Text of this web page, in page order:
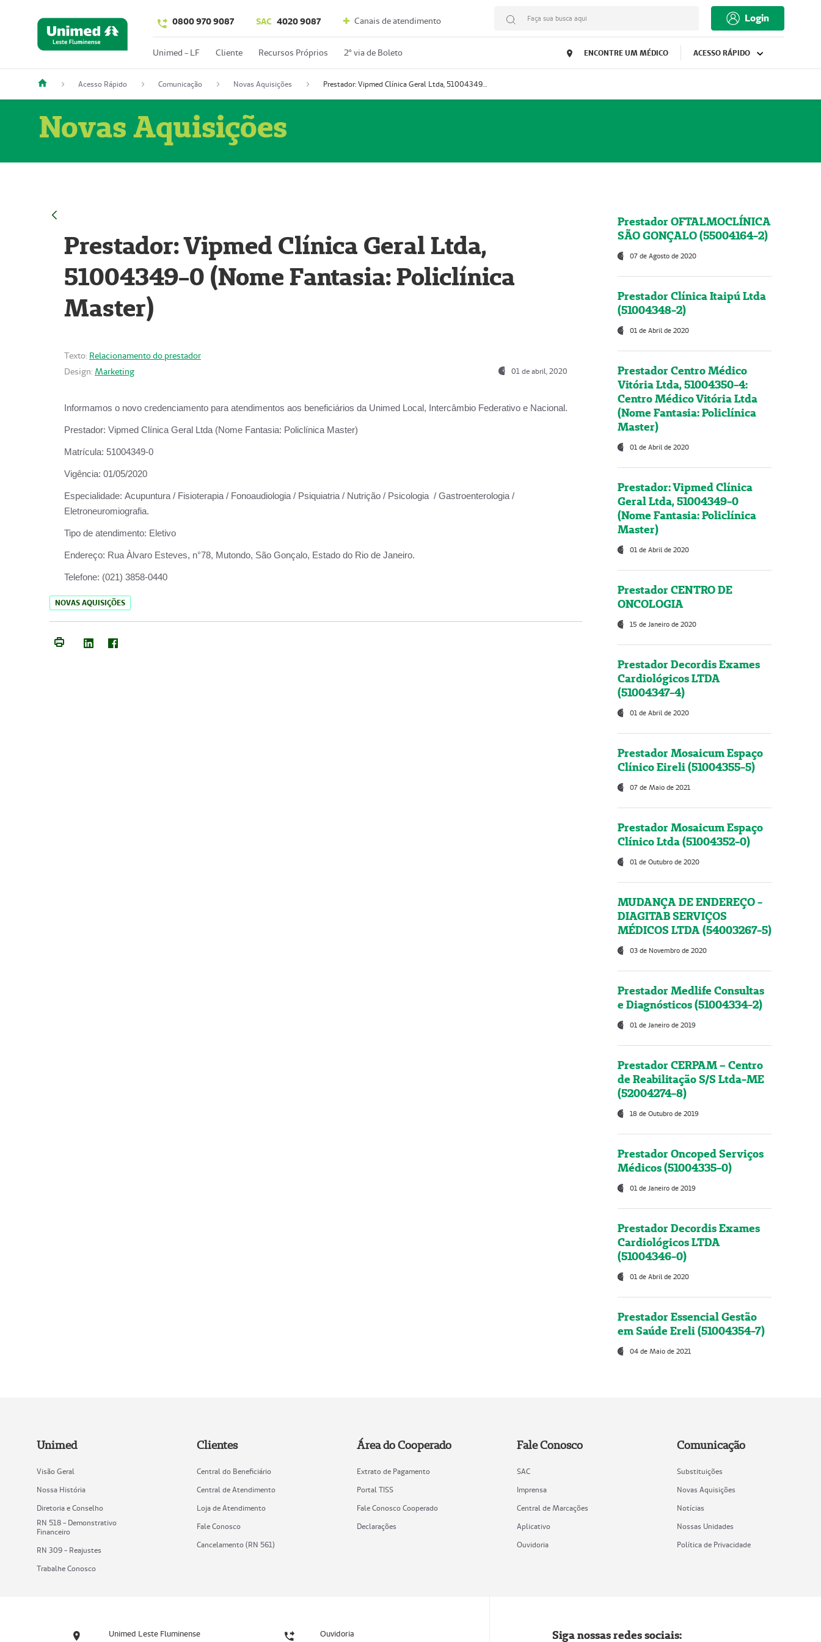
0800 970 9087 SAC 4020 9087 Canais de atendimento Faça sua busca aqui Login
Unimed - LF Cliente Recursos Próprios 2º via de Boleto ENCONTRE UM MÉDICO ACESSO RÁPIDO
Acesso Rápido Comunicação Novas Aquisições Prestador: Vipmed Clínica Geral Ltda, 51004349-0 (Nome Fantasia: Policlínica Master)
Novas Aquisições
Prestador: Vipmed Clínica Geral Ltda,
51004349-0 (Nome Fantasia: Policlínica
Master)
Texto: Relacionamento do prestador
Design: Marketing 01 de abril, 2020
Informamos o novo credenciamento para atendimentos aos beneficiários da Unimed Local, Intercâmbio Federativo e Nacional.
Prestador: Vipmed Clínica Geral Ltda (Nome Fantasia: Policlínica Master)
Matrícula: 51004349-0
Vigência: 01/05/2020
Especialidade: Acupuntura / Fisioterapia / Fonoaudiologia / Psiquiatria / Nutrição / Psicologia / Gastroenterologia /
Eletroneuromiografia.
Tipo de atendimento: Eletivo
Endereço: Rua Àlvaro Esteves, n°78, Mutondo, São Gonçalo, Estado do Rio de Janeiro.
Telefone: (021) 3858-0440
NOVAS AQUISIÇÕES
Prestador OFTALMOCLÍNICA
SÃO GONÇALO (55004164-2)
07 de Agosto de 2020
Prestador Clínica Itaipú Ltda
(51004348-2)
01 de Abril de 2020
Prestador Centro Médico
Vitória Ltda, 51004350-4:
Centro Médico Vitória Ltda
(Nome Fantasia: Policlínica
Master)
01 de Abril de 2020
Prestador: Vipmed Clínica
Geral Ltda, 51004349-0
(Nome Fantasia: Policlínica
Master)
01 de Abril de 2020
Prestador CENTRO DE
ONCOLOGIA
15 de Janeiro de 2020
Prestador Decordis Exames
Cardiológicos LTDA
(51004347-4)
01 de Abril de 2020
Prestador Mosaicum Espaço
Clínico Eireli (51004355-5)
07 de Maio de 2021
Prestador Mosaicum Espaço
Clínico Ltda (51004352-0)
01 de Outubro de 2020
MUDANÇA DE ENDEREÇO -
DIAGITAB SERVIÇOS
MÉDICOS LTDA (54003267-5)
03 de Novembro de 2020
Prestador Medlife Consultas
e Diagnósticos (51004334-2)
01 de Janeiro de 2019
Prestador CERPAM – Centro
de Reabilitação S/S Ltda-ME
(52004274-8)
18 de Outubro de 2019
Prestador Oncoped Serviços
Médicos (51004335-0)
01 de Janeiro de 2019
Prestador Decordis Exames
Cardiológicos LTDA
(51004346-0)
01 de Abril de 2020
Prestador Essencial Gestão
em Saúde Ereli (51004354-7)
04 de Maio de 2021
Unimed
Visão Geral
Nossa História
Diretoria e Conselho
RN 518 - Demonstrativo
Financeiro
RN 309 - Reajustes
Trabalhe Conosco
Clientes
Central do Beneficiário
Central de Atendimento
Loja de Atendimento
Fale Conosco
Cancelamento (RN 561)
Área do Cooperado
Extrato de Pagamento
Portal TISS
Fale Conosco Cooperado
Declarações
Fale Conosco
SAC
Imprensa
Central de Marcações
Aplicativo
Ouvidoria
Comunicação
Substituições
Novas Aquisições
Notícias
Nossas Unidades
Política de Privacidade
Unimed Leste Fluminense Ouvidoria Siga nossas redes sociais: